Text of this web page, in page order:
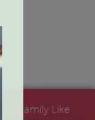
di Family Like